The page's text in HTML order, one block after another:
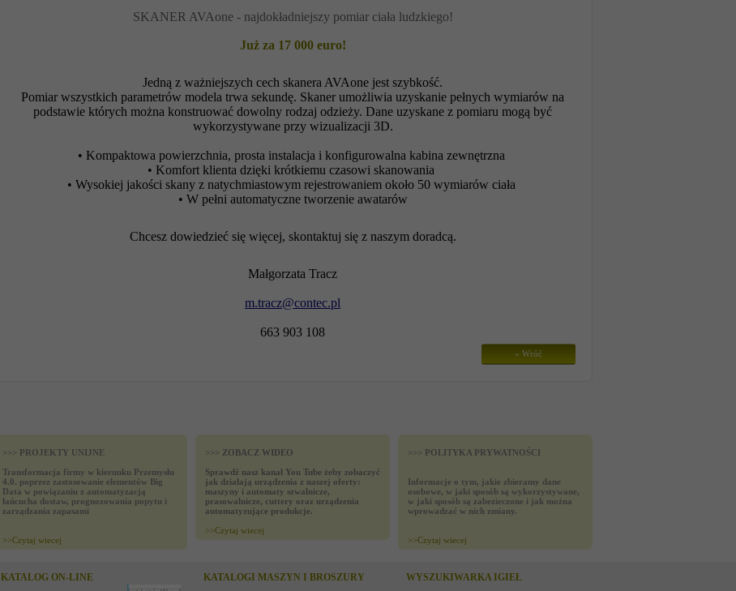
SKANER AVAone - najdokładniejszy pomiar ciała ludzkiego!
Już za 17 000 euro!
Jedną z ważniejszych cech skanera AVAone jest szybkość.
Pomiar wszystkich parametrów modela trwa sekundę. Skaner umożliwia uzyskanie pełnych wymiarów na
podstawie których można konstruować dowolny rodzaj odzieży. Dane uzyskane z pomiaru mogą być
wykorzystywane przy wizualizacji 3D.
• Kompaktowa powierzchnia, prosta instalacja i konfigurowalna kabina zewnętrzna
• Komfort klienta dzięki krótkiemu czasowi skanowania
• Wysokiej jakości skany z natychmiastowym rejestrowaniem około 50 wymiarów ciała
• W pełni automatyczne tworzenie awatarów
Chcesz dowiedzieć się więcej, skontaktuj się z naszym doradcą.
Małgorzata Tracz
m.tracz@contec.pl
663 903 108
« Wróć
>>> PROJEKTY UNIJNE
Transformacja firmy w kierunku Przemysłu
4.0. poprzez zastosowanie elementów Big
Data w powiązaniu z automatyzacją
łańcucha dostaw, prognozowania popytu i
zarządzania zapasami
>>Czytaj wiecej
>>> ZOBACZ WIDEO
Sprawdź nasz kanał You Tube żeby zobaczyć
jak działają urządzenia z naszej oferty:
maszyny i automaty szwalnicze,
prasowalnicze, cuttery oraz urządzenia
automatyzujące produkcje.
>>Czytaj wiecej
>>> POLITYKA PRYWATNOŚCI
Informacje o tym, jakie zbieramy dane
osobowe, w jaki sposób są wykorzystywane,
w jaki sposób są zabezieczone i jak można
wprowadzać w nich zmiany.
>>Czytaj wiecej
KATALOG ON-LINE KATALOGI MASZYN I BROSZURY WYSZUKIWARKA IGIEŁ